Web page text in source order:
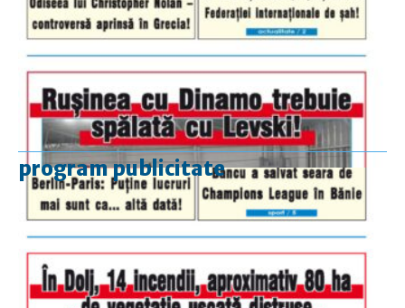
program publicitate
luni-vineri
9.00 - 17.00
duminică
9.00 - 12.00